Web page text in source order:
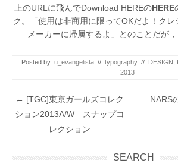
上のURLに飛んでDownload HEREのHERE
ク。「使用は非商用に限ってOKだよ！クレ
メーカーに帰属するよ」とのことだが，
Posted by: u_evangelista // typography // DESIGN
2013
Post navigation
← [TGC]東京ガールズコレク
ション2013A/W スナップコ
レクション
NARS
SEARCH